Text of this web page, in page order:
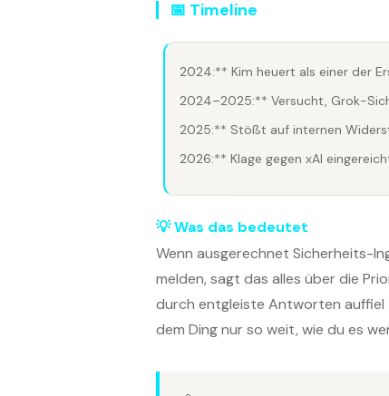
📅 Timeline
2024:** Kim heuert als einer der
2024–2025:** Versucht, Grok-
2025:** Stößt auf internen
2026:** Klage gegen xAI
💡 Was das bedeutet
Wenn ausgerechnet Sicherheits-
melden, sagt das alles über die
durch entgleiste Antworten auffiel
dem Ding nur so weit, wie du es